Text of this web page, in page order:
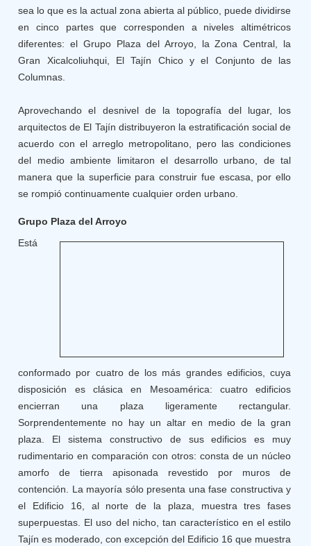
sea lo que es la actual zona abierta al público, puede dividirse
en cinco partes que corresponden a niveles altimétricos
diferentes: el Grupo Plaza del Arroyo, la Zona Central, la
Gran Xicalcoliuhqui, El Tajín Chico y el Conjunto de las
Columnas.
Aprovechando el desnivel de la topografía del lugar, los
arquitectos de El Tajín distribuyeron la estratificación social de
acuerdo con el arreglo metropolitano, pero las condiciones
del medio ambiente limitaron el desarrollo urbano, de tal
manera que la superficie para construir fue escasa, por ello
se rompió continuamente cualquier orden urbano.
Grupo Plaza del Arroyo
Está
conformado por cuatro de los más grandes edificios, cuya
disposición es clásica en Mesoamérica: cuatro edificios
encierran una plaza ligeramente rectangular.
Sorprendentemente no hay un altar en medio de la gran
plaza. El sistema constructivo de sus edificios es muy
rudimentario en comparación con otros: consta de un núcleo
amorfo de tierra apisonada revestido por muros de
contención. La mayoría sólo presenta una fase constructiva y
el Edificio 16, al norte de la plaza, muestra tres fases
superpuestas. El uso del nicho, tan característico en el estilo
Tajín es moderado, con excepción del Edificio 16 que muestra